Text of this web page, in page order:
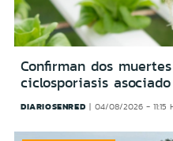
Confirman dos
ciclosporiasis
DIARIOSENRED 04/08/2026 - 11:15